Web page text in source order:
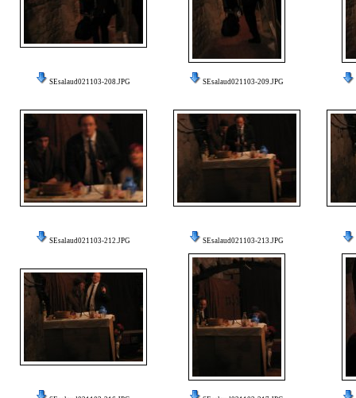
SEsalaud021103-208.JPG SEsalaud021103-209.JPG
SEsalaud021103-212.JPG SEsalaud021103-213.JPG